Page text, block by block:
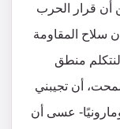
أن قرار الحرب
سلاح المقاومة
منطق
أن تجيبني
عسى أن